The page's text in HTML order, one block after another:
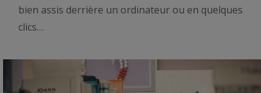
bien assis derrière un ordinateur ou en quelques
clics…